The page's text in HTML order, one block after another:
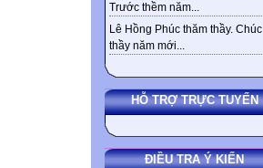
Trước thềm năm...
Lê Hồng Phúc thăm thầy. Chúc
thầy năm mới...
HỖ TRỢ TRỰC TUYẾN
ĐIỀU TRA Ý KIẾN